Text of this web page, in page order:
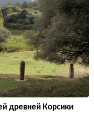
древней Корсики